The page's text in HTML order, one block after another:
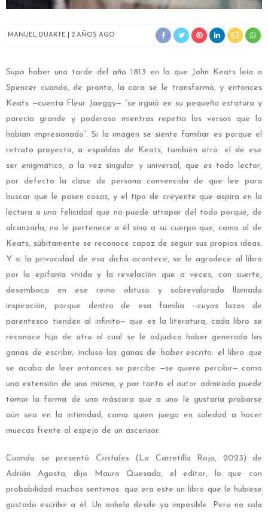
MANUEL DUARTE 2 AÑOS AGO
Supo haber una tarde del año 1813 en la que John Keats leía a
Spencer cuando, de pronto, la cara se le transformó, y entonces
Keats —cuenta Fleur Jaeggy— “se irguió en su pequeña estatura y
parecía grande y poderoso mientras repetía los versos que lo
habían impresionado”. Si la imagen se siente familiar es porque el
retrato proyecta, a espaldas de Keats, también otro: el de ese
ser enigmático, a la vez singular y universal, que es todo lector,
por defecto la clase de persona convencida de que lee para
buscar que le pasen cosas, y el tipo de creyente que aspira en la
lectura a una felicidad que no puede atrapar del todo porque, de
alcanzarla, no le pertenece a él sino a su cuerpo que, como al de
Keats, súbitamente se reconoce capaz de seguir sus propias ideas.
Y si la privacidad de esa dicha acontece, se le agradece al libro
por la epifanía vivida y la revelación que a veces, con suerte,
desemboca en ese reino obtuso y sobrevalorado llamado
inspiración, porque dentro de esa familia —cuyos lazos de
parentesco tienden al infinito— que es la literatura, cada libro se
reconoce hijo de otro al cual se le adjudica haber generado las
ganas de escribir; incluso las ganas de haber escrito: el libro que
se acaba de leer entonces se percibe —se quiere percibir— como
una extensión de uno mismo, y por tanto el autor admirado puede
tomar la forma de una máscara que a uno le gustaría probarse
aún sea en la intimidad, como quien juega en soledad a hacer
muecas frente al espejo de un ascensor.
Cuando se presentó Cristales (La Carretilla Roja, 2023) de
Adrián Agosta, dijo Mauro Quesada, el editor, lo que con
probabilidad muchos sentimos: que era este un libro que le hubiese
gustado escribir a él. Un anhelo desde ya imposible. Pero no solo